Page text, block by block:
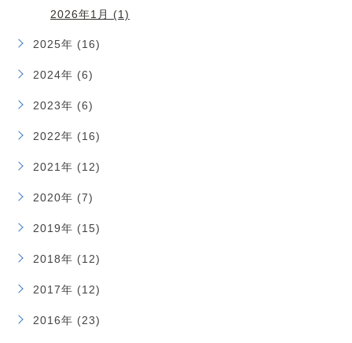
2026年1月 (1)
2025年 (16)
2024年 (6)
2023年 (6)
2022年 (16)
2021年 (12)
2020年 (7)
2019年 (15)
2018年 (12)
2017年 (12)
2016年 (23)